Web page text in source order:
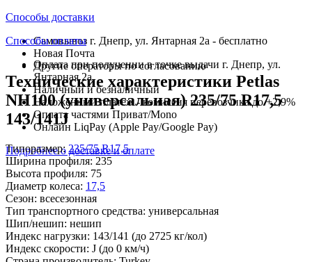
Способы доставки
Самовывоз г. Днепр, ул. Янтарная 2а - бесплатно
Новая Почта
Другие операторы по согласованию
Способы оплаты
Оплата при получении в точке выдачи г. Днепр, ул.
Янтарная 2а
Наличный и безналичный
Наложенный платеж - комиссия перевозчика до +2,9%
Оплата частями Приват/Mono
Онлайн LiqPay (Apple Pay/Google Pay)
Подробнее о доставке и оплате
Технические характеристики Petlas
NH100 (универсальная) 235/75 R17,5
143/141J
Типоразмер: 235/75 R17,5
Ширина профиля: 235
Высота профиля: 75
Диаметр колеса: 17,5
Сезон: всесезонная
Тип транспортного средства: универсальная
Шип/нешип: нешип
Индекс нагрузки: 143/141 (до 2725 кг/кол)
Индекс скорости: J (до 0 км/ч)